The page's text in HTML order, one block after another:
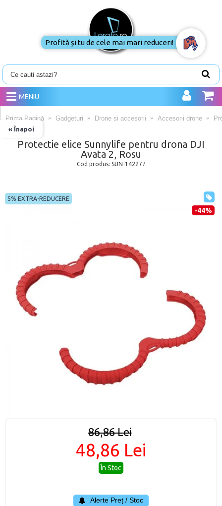
MENIU
« Înapoi
Prima Pagină Gadgeturi Drone si accesorii Accesorii drone
Protectie elice Sunnylife pentru drona DJI
Avata 2, Rosu
Cod produs: SUN-142277
-44%
5% EXTRA-REDUCERE
86,86 Lei
48,86 Lei
În Stoc
Alerte Preț / Stoc
Profită și tu de cele mai mari reduceri!